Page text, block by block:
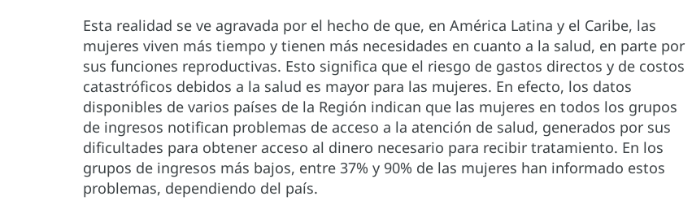
Esta realidad se ve agravada por el hecho de que, en América Latina y el Caribe, las
mujeres viven más tiempo y tienen más necesidades en cuanto a la salud, en parte por
sus funciones reproductivas. Esto significa que el riesgo de gastos directos y de costos
catastróficos debidos a la salud es mayor para las mujeres. En efecto, los datos
disponibles de varios países de la Región indican que las mujeres en todos los grupos
de ingresos notifican problemas de acceso a la atención de salud, generados por sus
dificultades para obtener acceso al dinero necesario para recibir tratamiento. En los
grupos de ingresos más bajos, entre 37% y 90% de las mujeres han informado estos
problemas, dependiendo del país.